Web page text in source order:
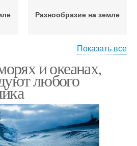
Разнообразие на земле
Воды на живые
Организмы на земле
Показать все
и океанах,
любого